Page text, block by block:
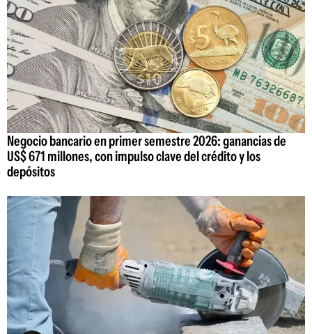
Negocio bancario en primer semestre 2026: ganancias de
US$ 671 millones, con impulso clave del crédito y los
depósitos